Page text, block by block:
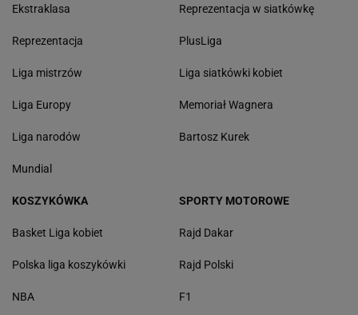
Ekstraklasa
Reprezentacja
Liga mistrzów
Liga Europy
Liga narodów
Mundial
Reprezentacja w siatkówkę
PlusLiga
Liga siatkówki kobiet
Memoriał Wagnera
Bartosz Kurek
KOSZYKÓWKA
Basket Liga kobiet
Polska liga koszykówki
NBA
SPORTY MOTOROWE
Rajd Dakar
Rajd Polski
F1